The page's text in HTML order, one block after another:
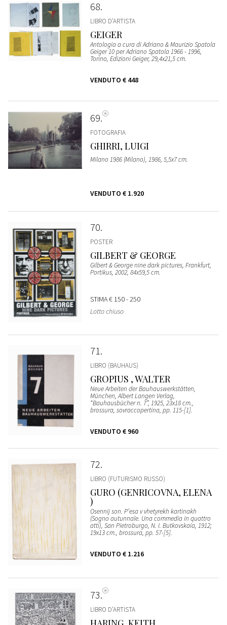
68
LIBRO D’ARTISTA
GEIGER
Antologia a cura di Adriano & Maurizio Spatola
Geiger 10 per Adriano Spatola 1966 - 1996,
Torino, Edizioni Geiger, 29,4x21,5 cm.
VENDUTO € 448
69
FOTOGRAFIA
GHIRRI, LUIGI
Milano 1986 (Milano), 1986, 5,5x7 cm.
VENDUTO € 1.920
70
POSTER
GILBERT & GEORGE
Gilbert & George nine dark pictures, Frankfurt,
Portikus, 2002, 84x59,5 cm.
STIMA€ 150 - 250
Lotto chiuso
71
LIBRO (BAUHAUS)
GROPIUS , WALTER
Neue Arbeiten der Bauhauswerkstätten,
München, Albert Langen Verlag,
“Bauhausbücher n. 7”, 1925, 23x18 cm.,
brossura, sovraccopertina, pp. 115-[1].
VENDUTO € 960
72
LIBRO (FUTURISMO RUSSO)
GURO (GENRICOVNA, ELENA
)
Osennij son. P’esa v vhetyrekh kartinakh
(Sogno autunnale. Una commedia in quattro
atti), San Pietroburgo, N. I. Butkovskaia, 1912;
19x13 cm., brossura, pp. 57-[5].
VENDUTO € 1.216
73
LIBRO D’ARTISTA